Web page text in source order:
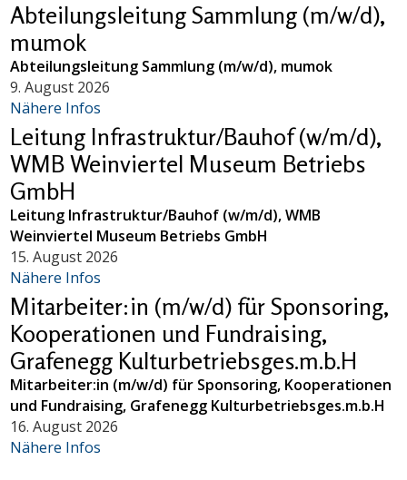
Abteilungsleitung Sammlung (m/w/d),
mumok
Abteilungsleitung Sammlung (m/w/d), mumok
9. August 2026
Nähere Infos
Leitung Infrastruktur/Bauhof (w/m/d),
WMB Weinviertel Museum Betriebs
GmbH
Leitung Infrastruktur/Bauhof (w/m/d), WMB
Weinviertel Museum Betriebs GmbH
15. August 2026
Nähere Infos
Mitarbeiter:in (m/w/d) für Sponsoring,
Kooperationen und Fundraising,
Grafenegg Kulturbetriebsges.m.b.H
Mitarbeiter:in (m/w/d) für Sponsoring, Kooperationen
und Fundraising, Grafenegg Kulturbetriebsges.m.b.H
16. August 2026
Nähere Infos